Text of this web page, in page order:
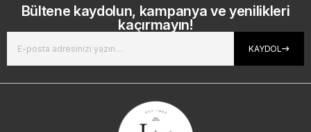
Bültene kaydolun, kampanya ve yenilikleri
kaçırmayın!
KAYDOL